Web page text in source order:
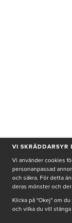
Genom att ge
De uppgifter
VI SKRÄDDARSYR
Vi använder cookies
personanpassad
och säkra. För detta
deras mönster och
Klicka på "Okej" om
och vilka du vill